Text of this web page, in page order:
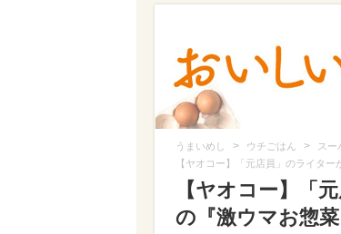
うまいめし > ウチごはん > スー
【ヤオコー】「元店員」のライタ
【ヤオコー】「
の『激ウマお惣菜